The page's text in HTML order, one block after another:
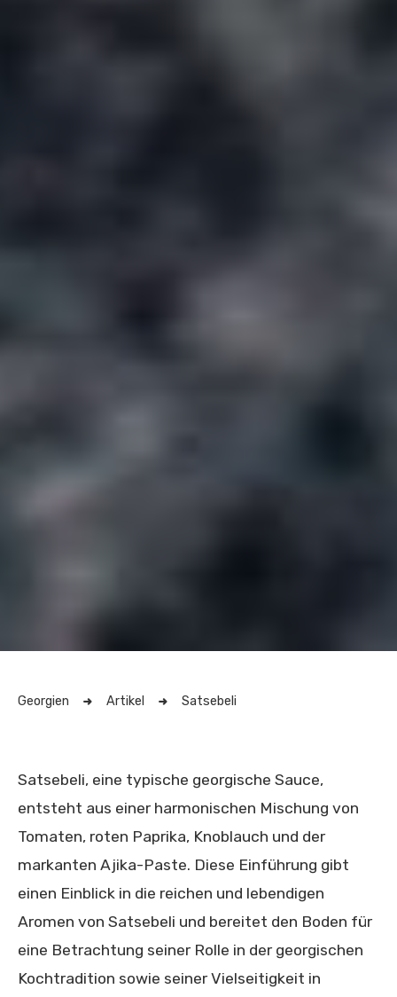
Georgien Artikel Satsebeli
Satsebeli, eine typische georgische Sauce,
entsteht aus einer harmonischen Mischung von
Tomaten, roten Paprika, Knoblauch und der
markanten Ajika-Paste. Diese Einführung gibt
einen Einblick in die reichen und lebendigen
Aromen von Satsebeli und bereitet den Boden für
eine Betrachtung seiner Rolle in der georgischen
Kochtradition sowie seiner Vielseitigkeit in